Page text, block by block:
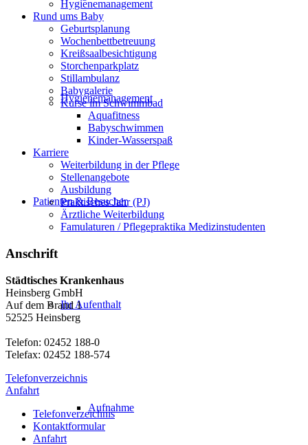
Hygienemanagement
Patienten & Besucher
Ihr Aufenthalt
Aufnahme
Hygienemanagement
Rund ums Baby
Geburtsplanung
Wochenbettbetreuung
Kreißsaalbesichtigung
Storchenparkplatz
Stillambulanz
Babygalerie
Kurse im Schwimmbad
Aquafitness
Babyschwimmen
Kinder-Wasserspaß
Karriere
Weiterbildung in der Pflege
Stellenangebote
Ausbildung
Praktisches Jahr (PJ)
Ärztliche Weiterbildung
Famulaturen / Pflegepraktika Medizinstudenten
Anschrift
Städtisches Krankenhaus
Heinsberg GmbH
Auf dem Brand 1
52525 Heinsberg
Telefon: 02452 188-0
Telefax: 02452 188-574
Telefonverzeichnis
Anfahrt
Telefonverzeichnis
Kontaktformular
Anfahrt